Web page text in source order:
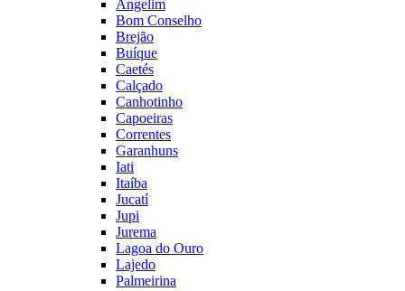
Angelim
Bom Conselho
Brejão
Buíque
Caetés
Calçado
Canhotinho
Capoeiras
Correntes
Garanhuns
Iati
Itaíba
Jucatí
Jupi
Jurema
Lagoa do Ouro
Lajedo
Palmeirina